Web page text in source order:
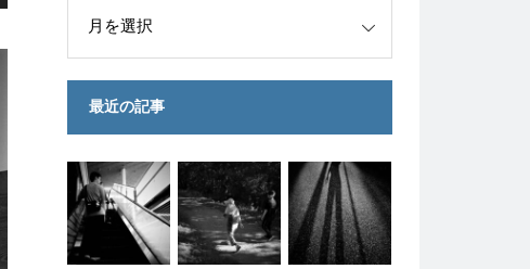
最近の記事